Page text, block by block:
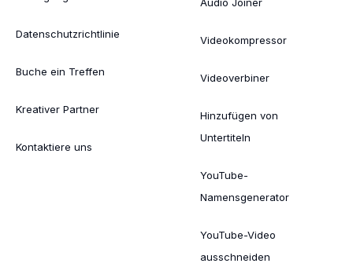
Datenschutzrichtlinie
Buche ein Treffen
Kreativer Partner
Kontaktiere uns
Videokompressor
Videoverbiner
Hinzufügen von
Untertiteln
YouTube-
Namensgenerator
YouTube-Video
ausschneiden